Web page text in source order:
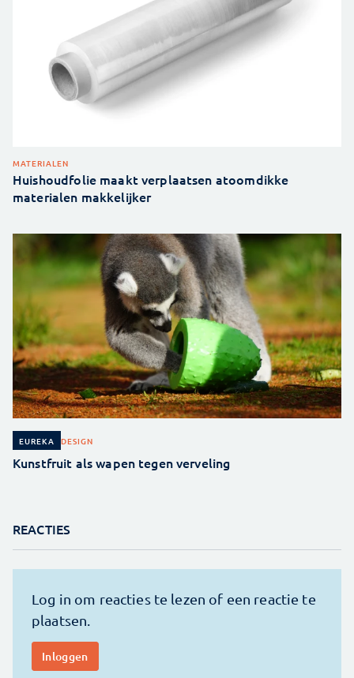
MATERIALEN
Huishoudfolie maakt verplaatsen atoomdikke
materialen makkelijker
EUREKA DESIGN
Kunstfruit als wapen tegen verveling
REACTIES